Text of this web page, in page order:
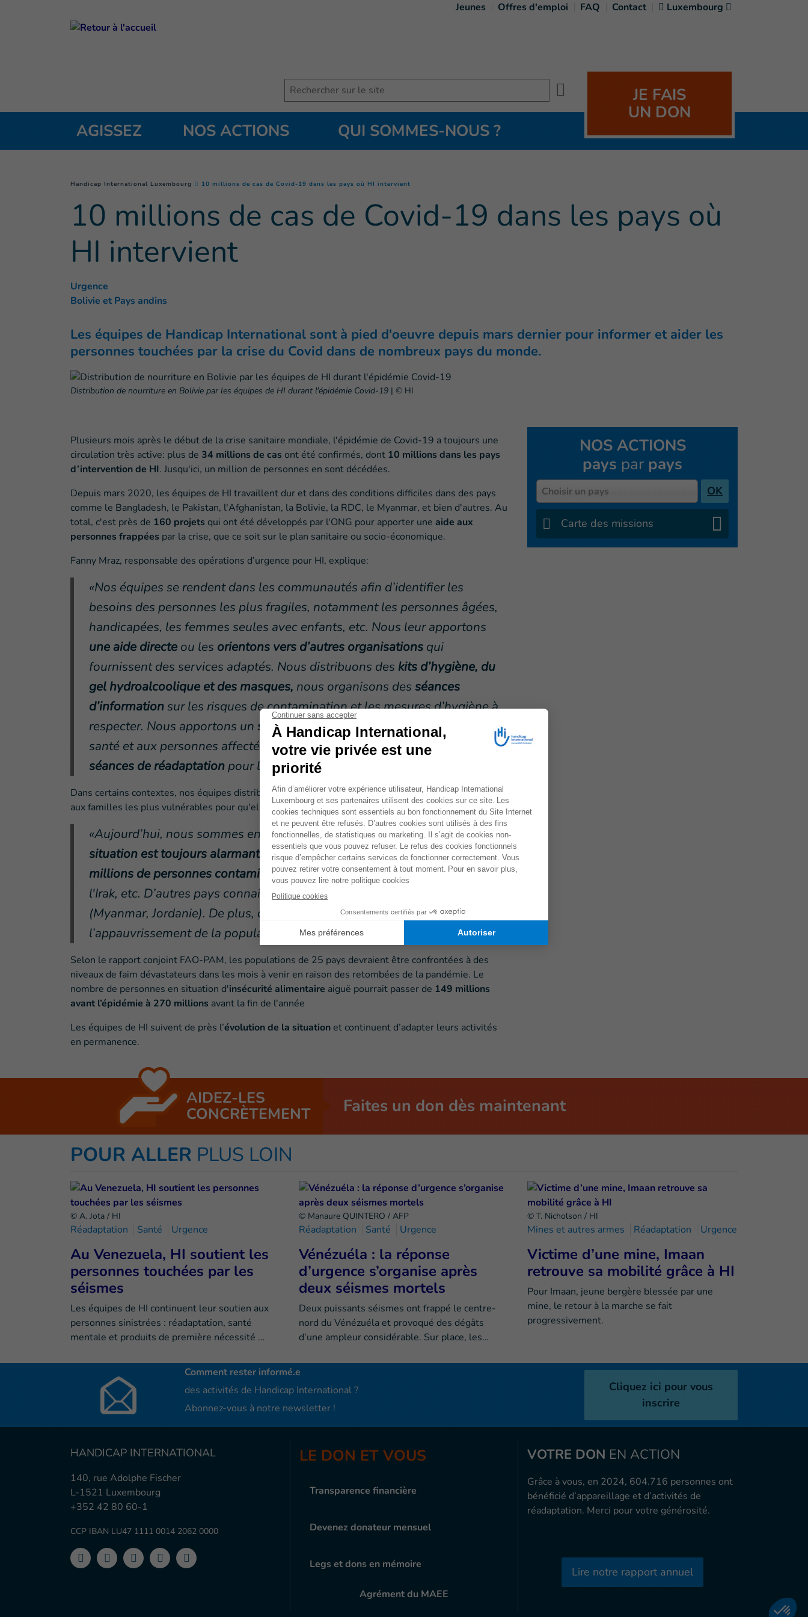
Jeunes Offres d'emploi FAQ Contact Luxembourg
Search
JE FAIS
UN DON
AGISSEZ
NOS ACTIONS QUI SOMMES-NOUS ?
You are here :
Handicap International Luxembourg 10 millions de cas de Covid-19 dans les pays où HI intervient
10 millions de cas de Covid-19 dans les pays où
HI intervient
Urgence
Bolivie et Pays andins
Les équipes de Handicap International sont à pied d'oeuvre depuis mars dernier pour informer et aider les
personnes touchées par la crise du Covid dans de nombreux pays du monde.
Distribution de nourriture en Bolivie par les équipes de HI durant l'épidémie Covid-19 | © HI
Plusieurs mois après le début de la crise sanitaire mondiale, l'épidémie de Covid-19 a toujours une
circulation très active: plus de 34 millions de cas ont été confirmés, dont 10 millions dans les pays
d’intervention de HI. Jusqu'ici, un million de personnes en sont décédées.
Depuis mars 2020, les équipes de HI travaillent dur et dans des conditions difficiles dans des pays
comme le Bangladesh, le Pakistan, l'Afghanistan, la Bolivie, la RDC, le Myanmar, et bien d'autres. Au
total, c'est près de 160 projets qui ont été développés par l'ONG pour apporter une aide aux
personnes frappées par la crise, que ce soit sur le plan sanitaire ou socio-économique.
Fanny Mraz, responsable des opérations d’urgence pour HI, explique:
«Nos équipes se rendent dans les communautés afin d’identifier les
besoins des personnes les plus fragiles, notamment les personnes âgées,
handicapées, les femmes seules avec enfants, etc. Nous leur apportons
une aide directe ou les orientons vers d’autres organisations qui
fournissent des services adaptés. Nous distribuons des kits d’hygiène, du
gel hydroalcoolique et des masques, nous organisons des séances
d’information sur les risques de contamination et les mesures d’hygiène à
respecter. Nous apportons un soutien psychosocialaux personnels de
santé et aux personnes affectées par cette épidémie. Nous menons des
séances de réadaptationpour les patients qui en ont besoin.»
Dans certains contextes, nos équipes distribuent de la nourriture et apportent un soutien financier
aux familles les plus vulnérables pour qu'elles puissent subvenir à leur besoins de base.
«Aujourd’hui, nous sommes encore dans unephase d’urgence, puisque la
situation est toujours alarmante
dans certains pays comme enl'Inde (6
millions de personnes contaminées), la Colombie, le Pérou, le Bangladesh,
l'Irak, etc. D’autres pays connaissent une évolution inquiétante également
(Myanmar, Jordanie). De plus, cette épidémie a un impact considérable sur
l’appauvrissement de la population et la sécurité alimentaire.»
Selon le rapport conjoint FAO-PAM, les populations de 25 pays devraient être confrontées à des
niveaux de faim dévastateurs dans les mois à venir en raison des retombées de la pandémie. Le
nombre de personnes en situation d'insécurité alimentaire aiguë pourrait passer de 149 millions
avant l’épidémie à 270 millions avant la fin de l'année
Les équipes de HI suivent de près l’évolution de la situation et continuent d’adapter leurs activités
en permanence.
NOS ACTIONS
pays par pays
PaysChoisir un pays OK
Carte des missions
AIDEZ-LES
CONCRÈTEMENT Faites un don dès maintenant
POUR ALLER PLUS LOIN
© A. Jota / HI
Réadaptation Santé Urgence
Au Venezuela, HI soutient les
personnes touchées par les
séismes
Les équipes de HI continuent leur soutien aux
personnes sinistrées : réadaptation, santé
mentale et produits de première nécessité …
© Manaure QUINTERO / AFP
Réadaptation Santé Urgence
Vénézuéla : la réponse
d’urgence s’organise après
deux séismes mortels
Deux puissants séismes ont frappé le centre-
nord du Vénézuéla et provoqué des dégâts
d’une ampleur considérable. Sur place, les…
© T. Nicholson / HI
Mines et autres armes Réadaptation Urgence
Victime d’une mine, Imaan
retrouve sa mobilité grâce à HI
Pour Imaan, jeune bergère blessée par une
mine, le retour à la marche se fait
progressivement.
Comment rester informé.e
des activités de Handicap International ?
Abonnez-vous à notre newsletter !
Cliquez ici pour vous
inscrire
HANDICAP INTERNATIONAL
140, rue Adolphe Fischer
L-1521 Luxembourg
+352 42 80 60-1
CCP IBAN LU47 1111 0014 2062 0000
LE DON ET VOUS
Transparence financière
Devenez donateur mensuel
Legs et dons en mémoire
Agrément du MAEE
VOTRE DON EN ACTION
Grâce à vous, en 2024, 604.716 personnes ont
bénéficié d’appareillage et d’activités de
réadaptation. Merci pour votre générosité.
Lire notre rapport annuel